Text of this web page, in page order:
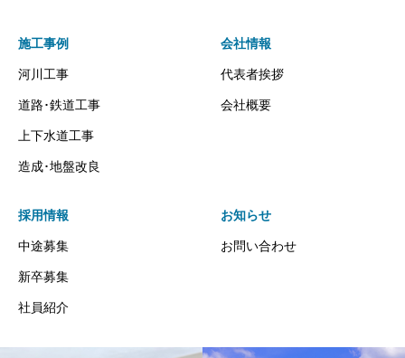
施工事例
河川工事
道路･鉄道工事
上下水道工事
造成･地盤改良
会社情報
代表者挨拶
会社概要
採用情報
中途募集
新卒募集
社員紹介
お知らせ
お問い合わせ